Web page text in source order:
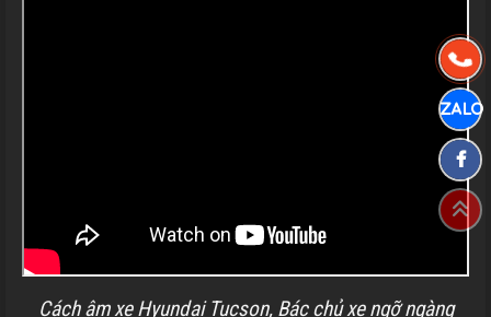
Cách âm xe Hyundai Tucson, Bác chủ xe ngỡ ngàng